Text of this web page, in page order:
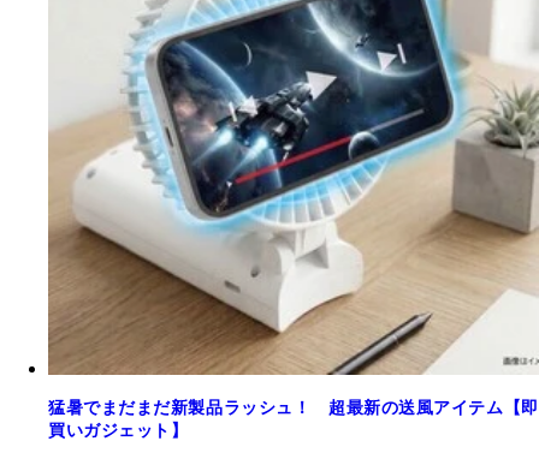
猛暑でまだまだ新製品ラッシュ！ 超最新の送風アイテム【即
買いガジェット】